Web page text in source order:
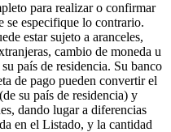
para realizar o confirmar
se especifique lo contrario.
estar sujeto a aranceles,
cambio de moneda u
país de residencia. Su banco
de pago pueden convertir el
su país de residencia) y
dando lugar a diferencias
en el Listado, y la cantidad